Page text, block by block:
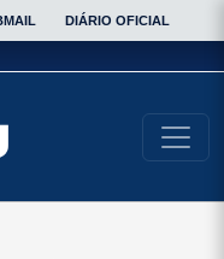
DIÁRIO OFICIAL